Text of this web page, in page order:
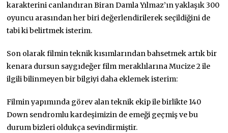
karakterini canlandıran Biran Damla Yılmaz’ın yaklaşık 300
oyuncu arasından her biri değerlendirilerek seçildiğini de
tabi ki belirtmek isterim.
Son olarak filmin teknik kısımlarından bahsetmek artık bir
kenara dursun saygıdeğer film meraklılarına Mucize 2 ile
ilgili bilinmeyen bir bilgiyi daha eklemek isterim:
Filmin yapımında görev alan teknik ekip ile birlikte 140
Down sendromlu kardeşimizin de emeği geçmiş ve bu
durum bizleri oldukça sevindirmiştir.